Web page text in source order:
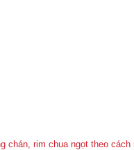
chán, rim chua ngọt theo